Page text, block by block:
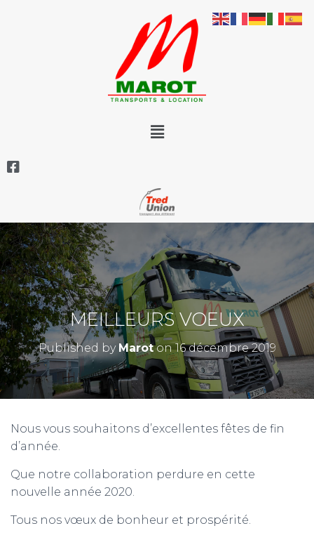
MEILLEURS VOEUX
Published by Maroton16 décembre 2019
Nous vous souhaitons d’excellentes fêtes de fin
d’année.
Que notre collaboration perdure en cette
nouvelle année 2020.
Tous nos vœux de bonheur et prospérité.